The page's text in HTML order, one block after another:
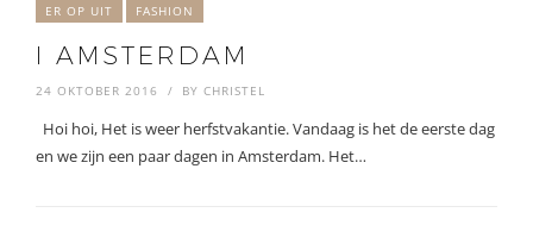
ER OP UIT FASHION
I AMSTERDAM
24 OKTOBER 2016 BY CHRISTEL
Hoi hoi, Het is weer herfstvakantie. Vandaag is het de eerste dag
en we zijn een paar dagen in Amsterdam. Het…